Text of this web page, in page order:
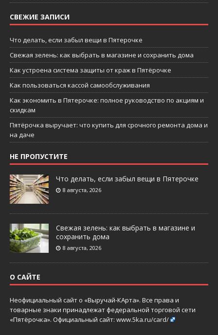
СВЕЖИЕ ЗАПИСИ
Что делать, если забыл вещи в Пятерочке
Свежая зелень: как выбрать в магазине и сохранить дома
Как устроена система защиты от краж в Пятёрочке
Как пользоваться кассой самообслуживания
Как экономить в Пятерочке: полное руководство по акциям и
скидкам
Пятёрочка выручает: что купить для срочного ремонта дома и
на даче
НЕ ПРОПУСТИТЕ
Что делать, если забыл вещи в Пятерочке
8 августа, 2026
Свежая зелень: как выбрать в магазине и
сохранить дома
8 августа, 2026
О САЙТЕ
Неофициальный сайт о «Выручай-КАрта». Все права и
товарные знаки принадлежат федеральной торговой сети
«Пятёрочка». Официальный сайт: www.5ka.ru/card/